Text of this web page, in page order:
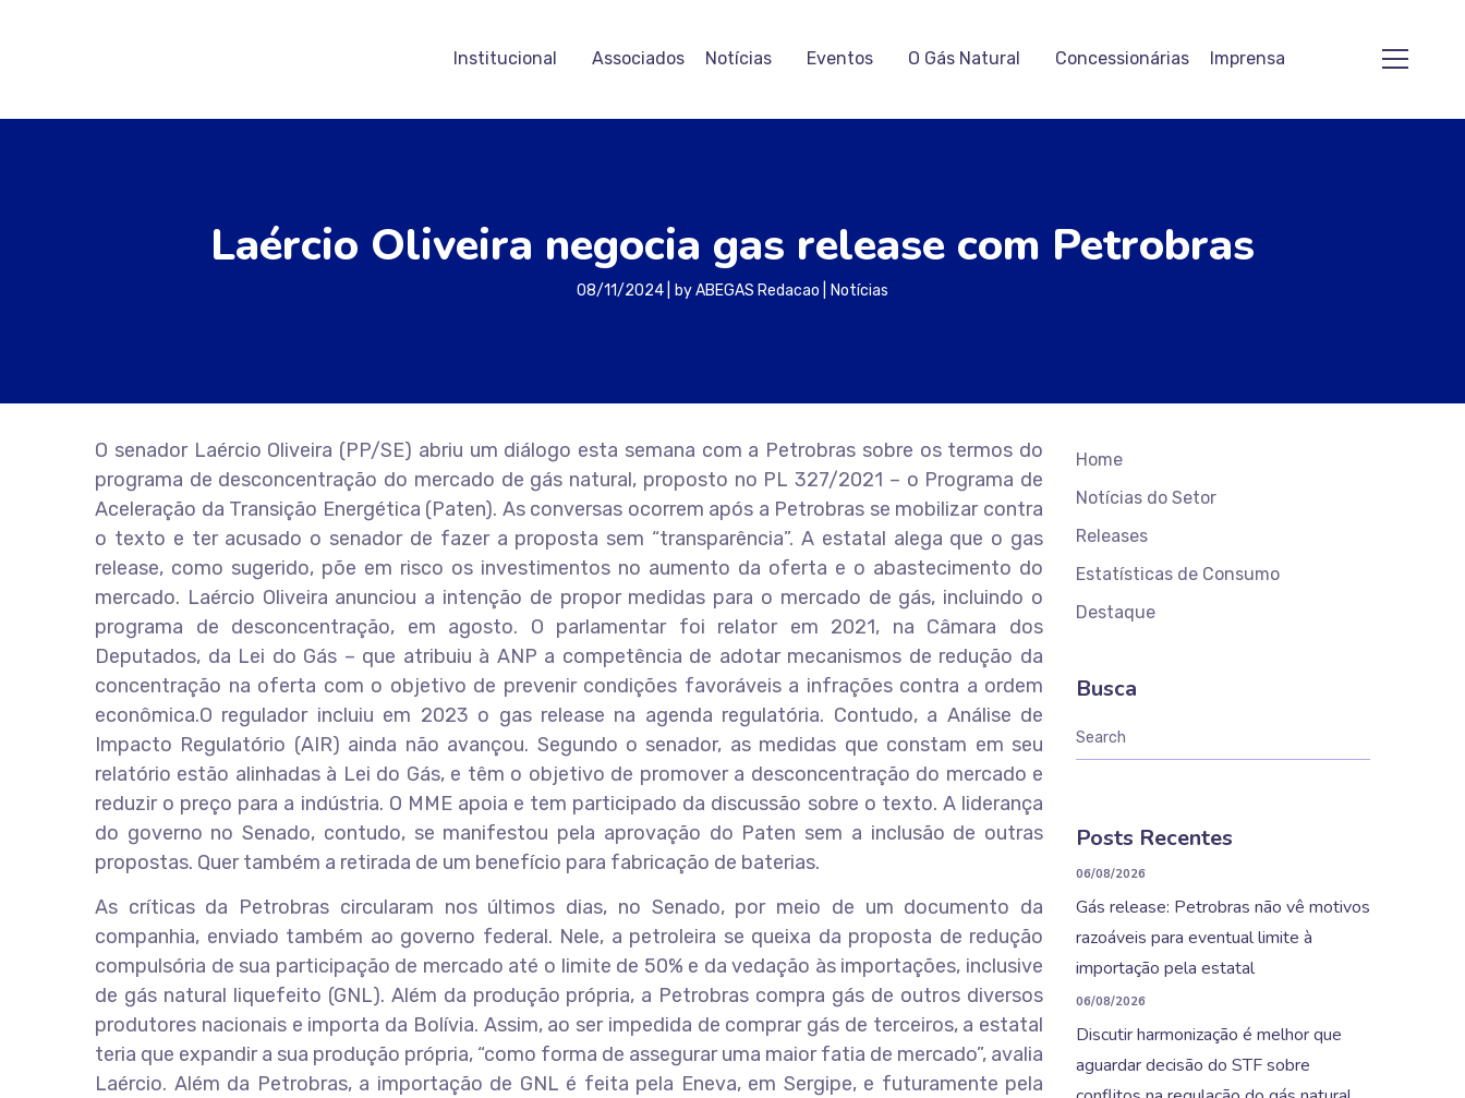
Institucional Associados Notícias Eventos O Gás Natural Concessionárias Imprensa
Laércio Oliveira negocia gas release com Petrobras
08/11/2024 byABEGAS Redacao Notícias
O senador Laércio Oliveira (PP/SE) abriu um diálogo esta semana com a Petrobras sobre os termos do
programa de desconcentração do mercado de gás natural, proposto no PL 327/2021 – o Programa de
Aceleração da Transição Energética (Paten). As conversas ocorrem após a Petrobras se mobilizar contra
o texto e ter acusado o senador de fazer a proposta sem “transparência”. A estatal alega que o gas
release, como sugerido, põe em risco os investimentos no aumento da oferta e o abastecimento do
mercado. Laércio Oliveira anunciou a intenção de propor medidas para o mercado de gás, incluindo o
programa de desconcentração, em agosto. O parlamentar foi relator em 2021, na Câmara dos
Deputados, da Lei do Gás – que atribuiu à ANP a competência de adotar mecanismos de redução da
concentração na oferta com o objetivo de prevenir condições favoráveis a infrações contra a ordem
econômica.O regulador incluiu em 2023 o gas release na agenda regulatória. Contudo, a Análise de
Impacto Regulatório (AIR) ainda não avançou. Segundo o senador, as medidas que constam em seu
relatório estão alinhadas à Lei do Gás, e têm o objetivo de promover a desconcentração do mercado e
reduzir o preço para a indústria. O MME apoia e tem participado da discussão sobre o texto. A liderança
do governo no Senado, contudo, se manifestou pela aprovação do Paten sem a inclusão de outras
propostas. Quer também a retirada de um benefício para fabricação de baterias.
As críticas da Petrobras circularam nos últimos dias, no Senado, por meio de um documento da
companhia, enviado também ao governo federal. Nele, a petroleira se queixa da proposta de redução
compulsória de sua participação de mercado até o limite de 50% e da vedação às importações, inclusive
de gás natural liquefeito (GNL). Além da produção própria, a Petrobras compra gás de outros diversos
produtores nacionais e importa da Bolívia. Assim, ao ser impedida de comprar gás de terceiros, a estatal
teria que expandir a sua produção própria, “como forma de assegurar uma maior fatia de mercado”, avalia
Laércio. Além da Petrobras, a importação de GNL é feita pela Eneva, em Sergipe, e futuramente pela
Home
Notícias do Setor
Releases
Estatísticas de Consumo
Destaque
Busca
Posts Recentes
06/08/2026
Gás release: Petrobras não vê motivos
razoáveis para eventual limite à
importação pela estatal
06/08/2026
Discutir harmonização é melhor que
aguardar decisão do STF sobre